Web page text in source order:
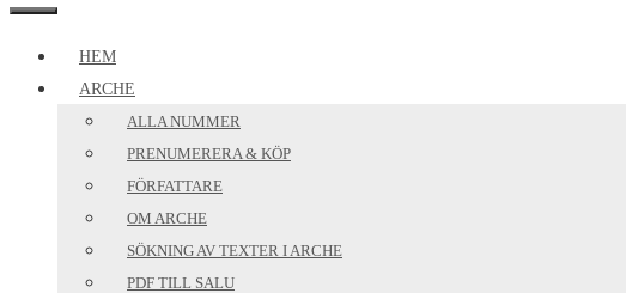
MENY
HEM
ARCHE
ALLA NUMMER
PRENUMERERA & KÖP
FÖRFATTARE
OM ARCHE
SÖKNING AV TEXTER I ARCHE
PDF TILL SALU